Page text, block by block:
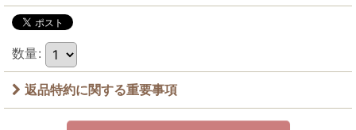
数量:
返品特約に関する重要事項